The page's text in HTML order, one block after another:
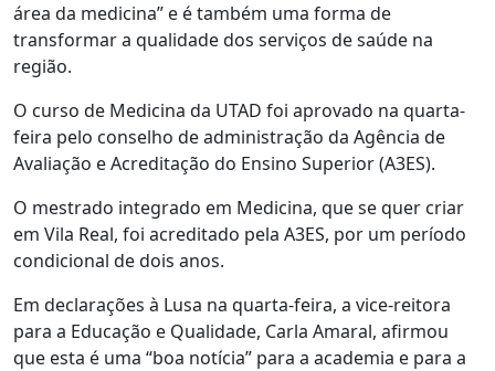
área da medicina” e é também uma forma de
transformar a qualidade dos serviços de saúde na
região.
O curso de Medicina da UTAD foi aprovado na quarta-
feira pelo conselho de administração da Agência de
Avaliação e Acreditação do Ensino Superior (A3ES).
O mestrado integrado em Medicina, que se quer criar
em Vila Real, foi acreditado pela A3ES, por um período
condicional de dois anos.
Em declarações à Lusa na quarta-feira, a vice-reitora
para a Educação e Qualidade, Carla Amaral, afirmou
que esta é uma “boa notícia” para a academia e para a